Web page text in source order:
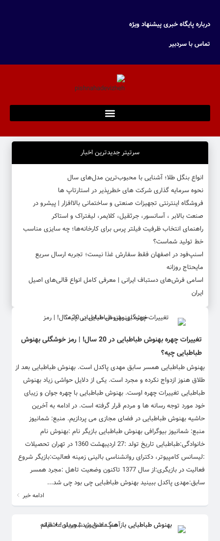
درباره پایگاه خبری پیشنهاد ویژه
تماس با سردبیر
سرتیتر جدیدترین اخبار
انواع بنگل طلا؛ آشنایی با محبوب‌ترین مدل‌های سال
نحوه سرمایه‌ گذاری شرکت‌ های خطرپذیر در استارتاپ ها
فروشگاه اینترنتی تجهیزات صنعتی و ساختمانی بالاافزار | پیشرو در
صنعت بالابر ، آسانسور، جرثقیل، کلایمر، لیفتراک و استاکر
راهنمای انتخاب ظرفیت فیلتر پرس برای کارخانه‌ها؛ چه سایزی مناسب
خط تولید شماست؟
اسنپ‌فود در اصفهان فقط سفارش غذا نیست؛ تجربه ارسال سریع
مایحتاج روزانه
اسامی فرش‌های دستباف ایرانی | معرفی کامل انواع قالی‌های اصیل
ایران
تغییرات چهره بهنوش طباطبایی در 20 سال! | رمز خوشگلی بهنوش
طباطبایی چیه؟
بهنوش طباطبایی همسر سابق مهدی پاکدل است. بهنوش طباطبایی بعد از
طلاق هنوز ازدواج نکرده و مجرد است. یکی از دلایل حواشی زیاد بهنوش
طباطبایی تغییرات چهره اوست. بهنوش طباطبایی با چهره جوان و زیبای
خود مورد توجه رسانه ها و مردم قرار گرفته است. در ادامه به آخرین
حاشیه بهنوش طباطبایی در فضای مجازی می پردازیم. منبع: شمانیوز
منبع: شمانیوز بیوگرافی بهنوش طباطبایی بازیگر نام :بهنوش نام
خانوادگی:طباطبایی تاریخ تولد :27 اردیبهشت 1360 در تهران تحصیلات
:لیسانس کامپیوتر، دکترای روانشناسی بالینی زمینه فعالیت:بازیگر شروع
فعالیت در بازیگری:از سال 1377 تاکنون وضعیت تاهل :مجرد همسر
سابق:مهدی پاکدل ببینید بهنوش طباطبایی چی بود چی شد...
ادامه خبر